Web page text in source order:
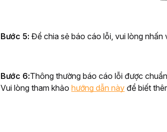
Bước 5: Để chia sẻ báo cáo lỗi, vui lòng nhấn
Bước 6:Thông thường báo cáo lỗi được
Vui lòng tham khảo hướng dẫn này để biết